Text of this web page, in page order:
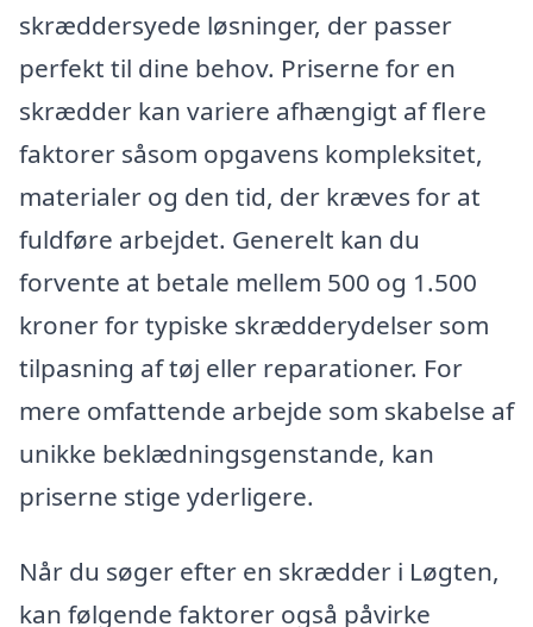
skræddersyede løsninger, der passer
perfekt til dine behov. Priserne for en
skrædder kan variere afhængigt af flere
faktorer såsom opgavens kompleksitet,
materialer og den tid, der kræves for at
fuldføre arbejdet. Generelt kan du
forvente at betale mellem 500 og 1.500
kroner for typiske skrædderydelser som
tilpasning af tøj eller reparationer. For
mere omfattende arbejde som skabelse af
unikke beklædningsgenstande, kan
priserne stige yderligere.
Når du søger efter en skrædder i Løgten,
kan følgende faktorer også påvirke